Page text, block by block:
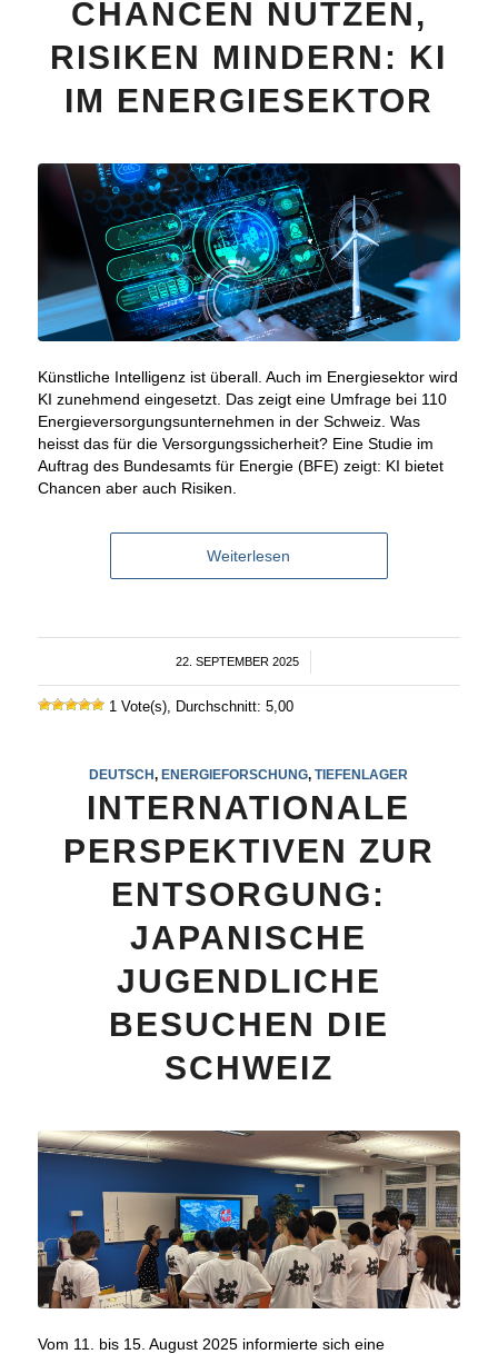
CHANCEN NUTZEN,
RISIKEN MINDERN: KI
IM ENERGIESEKTOR
Künstliche Intelligenz ist überall. Auch im Energiesektor wird
KI zunehmend eingesetzt. Das zeigt eine Umfrage bei 110
Energieversorgungsunternehmen in der Schweiz. Was
heisst das für die Versorgungssicherheit? Eine Studie im
Auftrag des Bundesamts für Energie (BFE) zeigt: KI bietet
Chancen aber auch Risiken.
Weiterlesen
22. SEPTEMBER 2025
/
1 Vote(s), Durchschnitt: 5,00
DEUTSCH, ENERGIEFORSCHUNG,TIEFENLAGER
INTERNATIONALE
PERSPEKTIVEN ZUR
ENTSORGUNG:
JAPANISCHE
JUGENDLICHE
BESUCHEN DIE
SCHWEIZ
Vom 11. bis 15. August 2025 informierte sich eine